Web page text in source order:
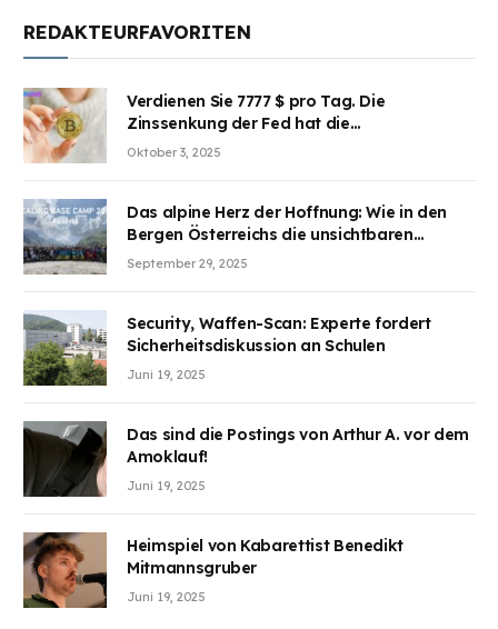
REDAKTEURFAVORITEN
Verdienen Sie 7777 $ pro Tag. Die
Zinssenkung der Fed hat die
Aufmerksamkeit des Marktes erregt.
Oktober 3, 2025
Das alpine Herz der Hoffnung: Wie in den
Bergen Österreichs die unsichtbaren
Wunden des Kriegesheilen
September 29, 2025
Security, Waffen-Scan: Experte fordert
Sicherheitsdiskussion an Schulen
Juni 19, 2025
Das sind die Postings von Arthur A. vor dem
Amoklauf!
Juni 19, 2025
Heimspiel von Kabarettist Benedikt
Mitmannsgruber
Juni 19, 2025